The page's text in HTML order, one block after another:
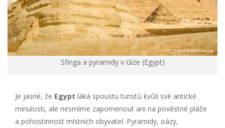
Sfinga a pyramidy v Gíze (Egypt)
Je jasné, že Egypt láká spoustu turistů kvůli své antické
minulosti, ale nesmíme zapomenout ani na pověstné pláže
a pohostinnost místních obyvatel. Pyramidy, oázy,